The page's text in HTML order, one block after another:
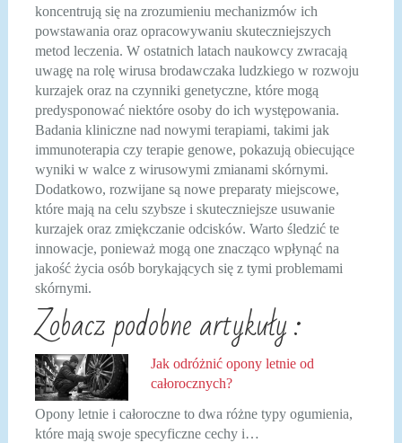
koncentrują się na zrozumieniu mechanizmów ich
powstawania oraz opracowywaniu skuteczniejszych
metod leczenia. W ostatnich latach naukowcy zwracają
uwagę na rolę wirusa brodawczaka ludzkiego w rozwoju
kurzajek oraz na czynniki genetyczne, które mogą
predysponować niektóre osoby do ich występowania.
Badania kliniczne nad nowymi terapiami, takimi jak
immunoterapia czy terapie genowe, pokazują obiecujące
wyniki w walce z wirusowymi zmianami skórnymi.
Dodatkowo, rozwijane są nowe preparaty miejscowe,
które mają na celu szybsze i skuteczniejsze usuwanie
kurzajek oraz zmiękczanie odcisków. Warto śledzić te
innowacje, ponieważ mogą one znacząco wpłynąć na
jakość życia osób borykających się z tymi problemami
skórnymi.
Zobacz podobne artykuły :
Jak odróżnić opony letnie od
całorocznych?
Opony letnie i całoroczne to dwa różne typy ogumienia,
które mają swoje specyficzne cechy i…